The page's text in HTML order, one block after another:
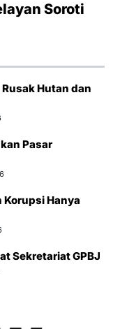
Soroti
Hutan dan
Pasar
Korupsi Hanya
Sekretariat GPBJ